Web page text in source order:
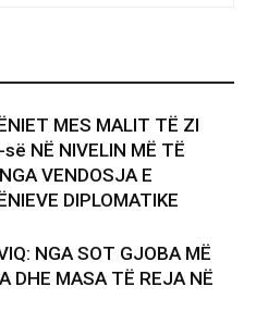
MES MALIT TË ZI
së NË NIVELIN MË TË
VENDOSJA E
DIPLOMATIKE
NGA SOT GJOBA MË
DHE MASA TË REJA NË